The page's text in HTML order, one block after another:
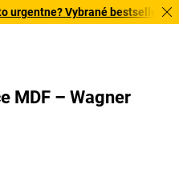
Vybrané bestsellery
MDF – Wagner